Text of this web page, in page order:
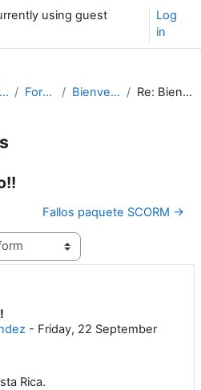
using guest
Log
in
GENERAL Foro de avisos Bienvenidos al curso!! Re: Bienvenidos al curso!!
Fallos paquete SCORM →
- Friday, 22 September
Rica.